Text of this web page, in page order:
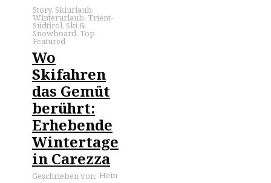
Story, Skiurlaub,
Winterurlaub, Trient-
Südtirol, Ski &
Snowboard, Top
Featured
Wo
Skifahren
das Gemüt
berührt:
Erhebende
Wintertage
in Carezza
Geschrieben von: Hein